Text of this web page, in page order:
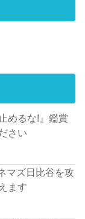
めるな!』鑑賞
さい
マズ日比谷を攻
ます